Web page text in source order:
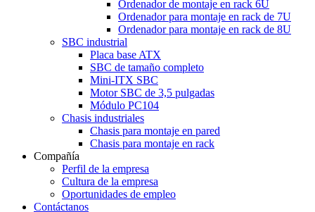
Ordenador de montaje en rack 6U
Ordenador para montaje en rack de 7U
Ordenador para montaje en rack de 8U
SBC industrial
Placa base ATX
SBC de tamaño completo
Mini-ITX SBC
Motor SBC de 3,5 pulgadas
Módulo PC104
Chasis industriales
Chasis para montaje en pared
Chasis para montaje en rack
Compañía
Perfil de la empresa
Cultura de la empresa
Oportunidades de empleo
Contáctanos